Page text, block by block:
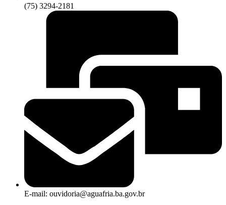
(75) 3294-2181
E-mail: ouvidoria@aguafria.ba.gov.br